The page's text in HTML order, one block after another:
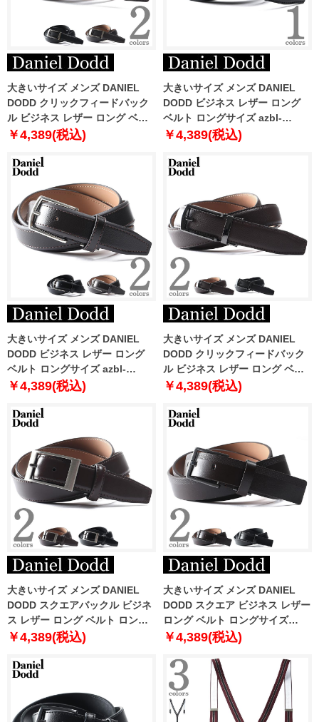
大きいサイズ メンズ DANIEL
DODD クリックフィードバック
ル ビジネス レザー ロング ベル
ト ロングサイズ azbl-239002
￥4,389(税込)
大きいサイズ メンズ DANIEL
DODD ビジネス レザー ロング
ベルト ロングサイズ azbl-
229005
￥4,389(税込)
大きいサイズ メンズ DANIEL
DODD ビジネス レザー ロング
ベルト ロングサイズ azbl-
229006
￥4,389(税込)
大きいサイズ メンズ DANIEL
DODD クリックフィードバック
ル ビジネス レザー ロング ベル
ト ロングサイズ azbl-229007
￥4,389(税込)
大きいサイズ メンズ DANIEL
DODD スクエアバックル ビジネ
ス レザー ロング ベルト ロング
サイズ azbl-229008
￥4,389(税込)
大きいサイズ メンズ DANIEL
DODD スクエア ビジネス レザー
ロング ベルト ロングサイズ
azbl-229009
￥4,389(税込)